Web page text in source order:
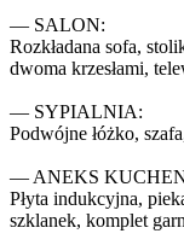
— SALON:
Rozkładana sofa,
dwoma krzesłami,
— SYPIALNIA:
Podwójne łóżko,
— ANEKS
Płyta indukcyjna,
szklanek, komplet